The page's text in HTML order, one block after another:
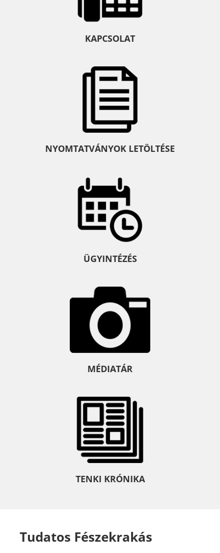
KAPCSOLAT
NYOMTATVÁNYOK LETÖLTÉSE
ÜGYINTÉZÉS
MÉDIATÁR
TENKI KRÓNIKA
Tudatos Fészekrakás